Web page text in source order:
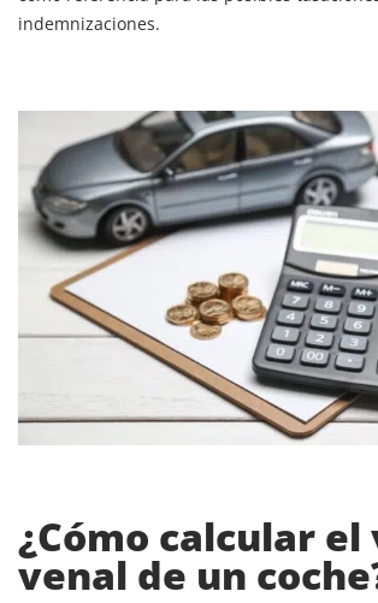
indemnizaciones.
¿Cómo calcular
venal de un